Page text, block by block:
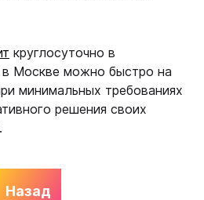
круглосуточно в
Москве можно быстро на
минимальных требованиях
решения своих
Назад